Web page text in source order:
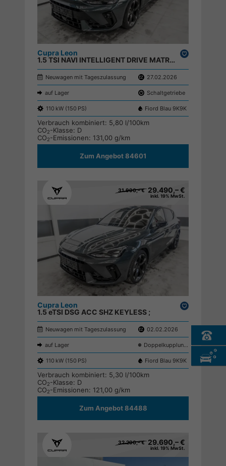
Cupra Leon
1.5 TSI NAVI INTELLIGENT DRIVE MATRIX ;
Neuwagen mit Tageszulassung 27.02.2026
auf Lager Schaltgetriebe
110 kW (150 PS) Fiord Blau 9K9K
Verbrauch kombiniert: 5,80 l/100km
CO2-Klasse: D
CO2-Emissionen: 131,00 g/km
Zum Angebot 84601
31.990,– € 29.490,– €
inkl. 19% MwSt.
Cupra Leon
1.5 eTSI DSG ACC SHZ KEYLESS ;
Neuwagen mit Tageszulassung 02.02.2026
auf Lager Doppelkupplungsgetriebe (DSG)
110 kW (150 PS) Fiord Blau 9K9K
Verbrauch kombiniert: 5,30 l/100km
CO2-Klasse: D
CO2-Emissionen: 121,00 g/km
Zum Angebot 84488
32.290,– € 29.690,– €
inkl. 19% MwSt.